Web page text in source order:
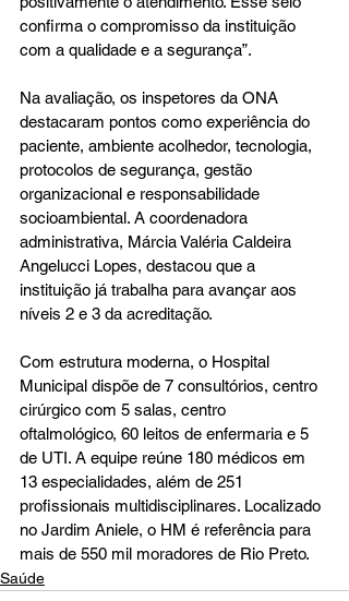
confirma o compromisso da instituição
com a qualidade e a segurança”.
Na avaliação, os inspetores da ONA
destacaram pontos como experiência do
paciente, ambiente acolhedor, tecnologia,
protocolos de segurança, gestão
organizacional e responsabilidade
socioambiental. A coordenadora
administrativa, Márcia Valéria Caldeira
Angelucci Lopes, destacou que a
instituição já trabalha para avançar aos
níveis 2 e 3 da acreditação.
Com estrutura moderna, o Hospital
Municipal dispõe de 7 consultórios, centro
cirúrgico com 5 salas, centro
oftalmológico, 60 leitos de enfermaria e 5
de UTI. A equipe reúne 180 médicos em
13 especialidades, além de 251
profissionais multidisciplinares. Localizado
no Jardim Aniele, o HM é referência para
mais de 550 mil moradores de Rio Preto.
Saúde